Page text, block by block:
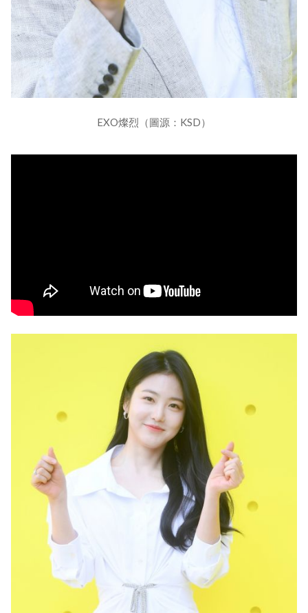
EXO燦烈（圖源：KSD）